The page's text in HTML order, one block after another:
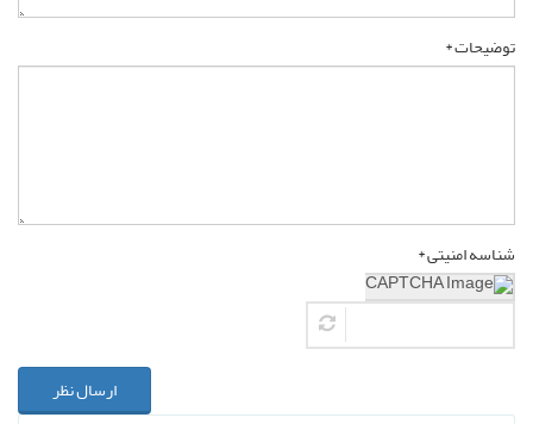
توضیحات *
شناسه امنیتی *
ارسال نظر